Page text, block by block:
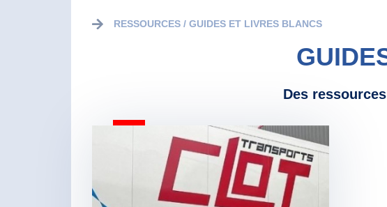
RESSOURCES / GUIDES ET LIVRES BLANCS
Des